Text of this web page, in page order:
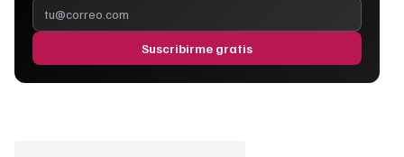
Suscribirme gratis